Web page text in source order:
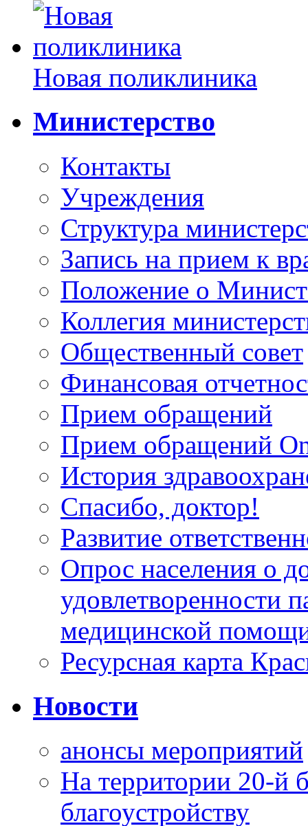
Новая поликлиника
Министерство
Контакты
Учреждения
Структура
Запись на прием к
Положение о
Коллегия
Общественный совет
Финансовая
Прием обращений
Прием обращений
История
Спасибо, доктор!
Развитие
Опрос населения о
удовлетворенности
медицинской
Ресурсная карта
Новости
анонсы мероприятий
На территории 20-й
благоустройству